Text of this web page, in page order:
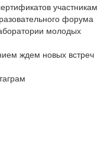
участникам
форума
молодых
ждем новых встреч